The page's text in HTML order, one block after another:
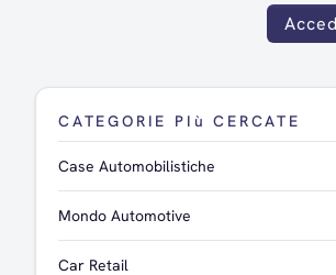
CATEGORIE PIù CERCATE
Case Automobilistiche
Mondo Automotive
Car Retail